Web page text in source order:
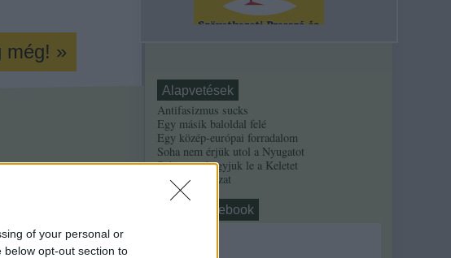
of your personal or
opt-out section to
még! »
Alapvetések
Antifasizmus sucks
Egy másik baloldal felé
Egy közép-európai forradalom
Soha nem érjük utol a Nyugatot
Soha nem hagyjuk le a Keletet
Alinsky-sorozat
nahát, facebook